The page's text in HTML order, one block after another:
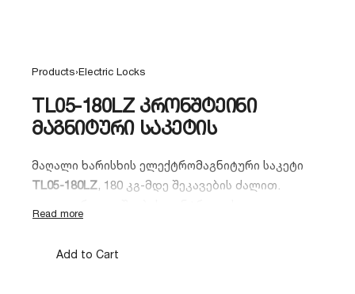
Products›Electric Locks
TL05-180LZ კრონშტეინი
მაგნიტური საკეტის
მაღალი ხარისხის ელექტრომაგნიტური საკეტი
TL05-180LZ, 180 კგ-მდე შეკავების ძალით.
Add to Cart